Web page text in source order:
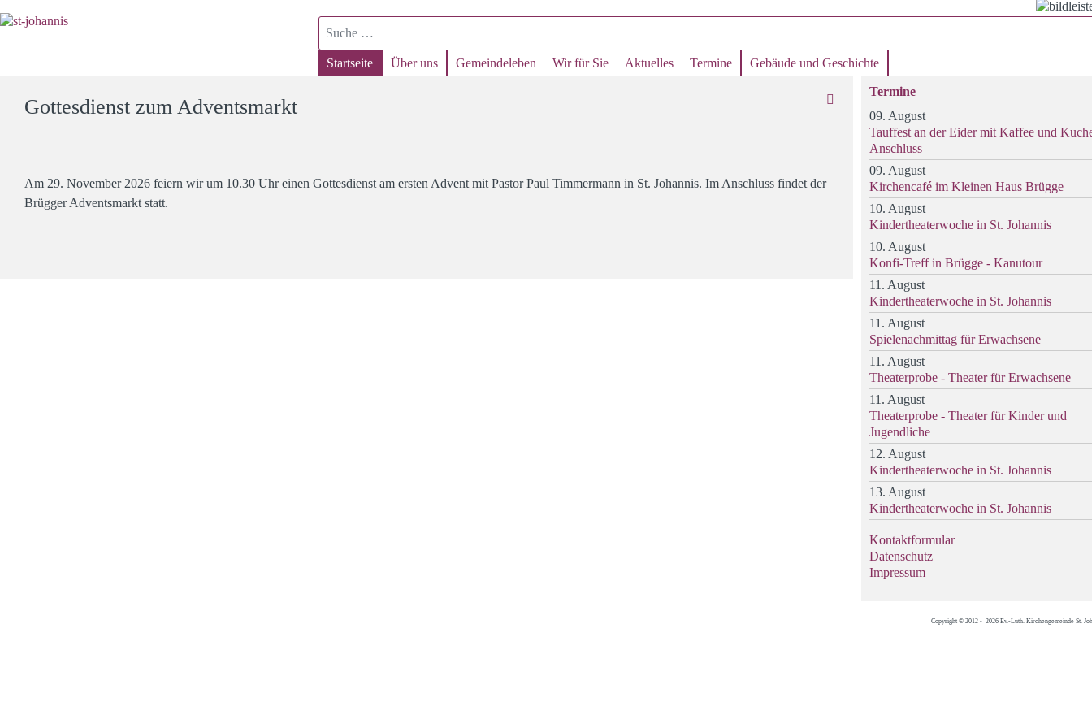
Suchen
Startseite Über uns Gemeindeleben Wir für Sie Aktuelles Termine Gebäude und Geschichte
Gottesdienst zum Adventsmarkt
Am 29. November 2026 feiern wir um 10.30 Uhr einen Gottesdienst am ersten Advent mit Pastor Paul Timmermann in St. Johannis. Im Anschluss findet der
Brügger Adventsmarkt statt.
Termine
09. August
Tauffest an der Eider mit Kaffee und
Anschluss
09. August
Kirchencafé im Kleinen Haus Brügge
10. August
Kindertheaterwoche in St. Johannis
10. August
Konfi-Treff in Brügge - Kanutour
11. August
Kindertheaterwoche in St. Johannis
11. August
Spielenachmittag für Erwachsene
11. August
Theaterprobe - Theater für Erwachsene
11. August
Theaterprobe - Theater für Kinder und
Jugendliche
12. August
Kindertheaterwoche in St. Johannis
13. August
Kindertheaterwoche in St. Johannis
Kontaktformular
Datenschutz
Impressum
Copyright © 2012 - 2026 Ev.-Luth. Kirchengemeinde St.